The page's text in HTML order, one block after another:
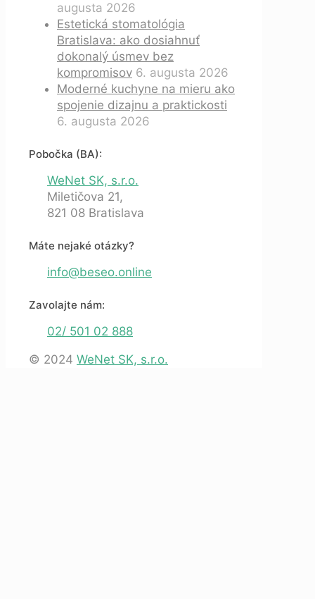
augusta 2026
Estetická stomatológia
Bratislava: ako dosiahnuť
dokonalý úsmev bez
kompromisov 6. augusta 2026
Moderné kuchyne na mieru ako
spojenie dizajnu a praktickosti
6. augusta 2026
Pobočka (BA):
WeNet SK, s.r.o.
Miletičova 21,
821 08 Bratislava
Máte nejaké otázky?
info@beseo.online
Zavolajte nám:
02/ 501 02 888
© 2024 WeNet SK, s.r.o.